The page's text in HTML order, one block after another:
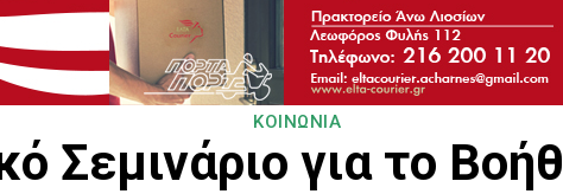
ΚΟΙΝΩΝΙΑ
Σεμινάριο για το